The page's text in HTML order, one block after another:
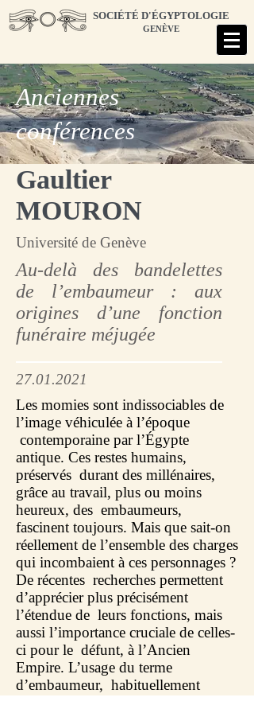
SOCIÉTÉ D'ÉGYPTOLOGIE
GENÈVE
Anciennes
conférences
Gaultier
MOURON
Université de Genève
Au-delà des bandelettes
de l’embaumeur : aux
origines d’une fonction
funéraire méjugée
27.01.2021
Les momies sont indissociables de
l’image véhiculée à l’époque
contemporaine par l’Égypte
antique. Ces restes humains,
préservés durant des millénaires,
grâce au travail, plus ou moins
heureux, des embaumeurs,
fascinent toujours. Mais que sait-on
réellement de l’ensemble des charges
qui incombaient à ces personnages ?
De récentes recherches permettent
d’apprécier plus précisément
l’étendue de leurs fonctions, mais
aussi l’importance cruciale de celles-
ci pour le défunt, à l’Ancien
Empire. L’usage du terme
d’embaumeur, habituellement